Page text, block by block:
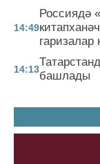
14:49
Россиядә
гаризалар
14:13башлады